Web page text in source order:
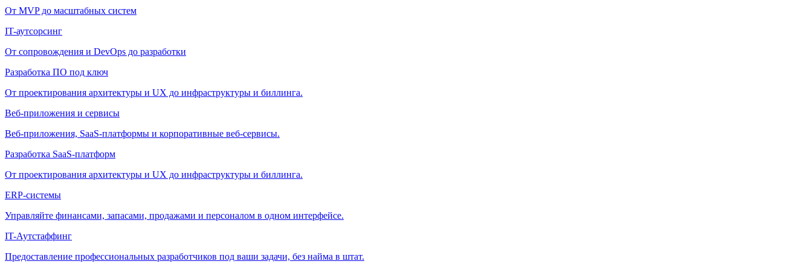
От MVP до масштабных систем
IT-аутсорсинг
От сопровождения и DevOps до разработки
Разработка ПО под ключ
От проектирования архитектуры и UX до инфраструктуры и биллинга.
Веб-приложения и сервисы
Веб-приложения, SaaS-платформы и корпоративные веб-сервисы.
Разработка SaaS-платформ
От проектирования архитектуры и UX до инфраструктуры и биллинга.
ERP-системы
Управляйте финансами, запасами, продажами и персоналом в одном интерфейсе.
IT-Аутстаффинг
Предоставление профессиональных разработчиков под ваши задачи, без найма в штат.